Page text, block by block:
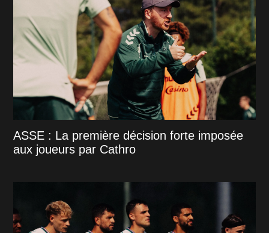
ASSE : La première décision forte imposée
aux joueurs par Cathro